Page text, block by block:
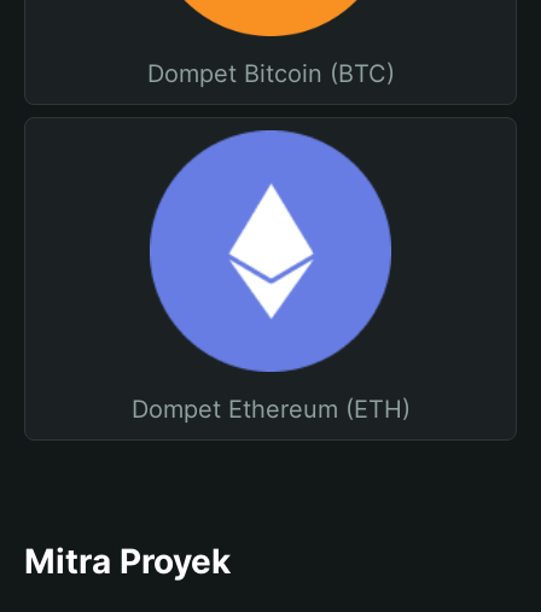
Dompet Bitcoin (BTC)
Dompet Ethereum (ETH)
Mitra Proyek